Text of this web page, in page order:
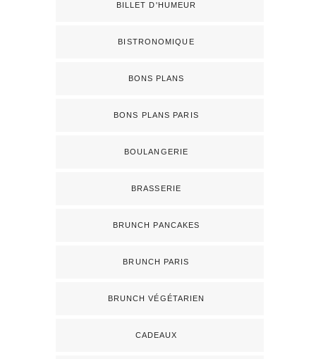
BILLET D'HUMEUR
BISTRONOMIQUE
BONS PLANS
BONS PLANS PARIS
BOULANGERIE
BRASSERIE
BRUNCH PANCAKES
BRUNCH PARIS
BRUNCH VÉGÉTARIEN
CADEAUX